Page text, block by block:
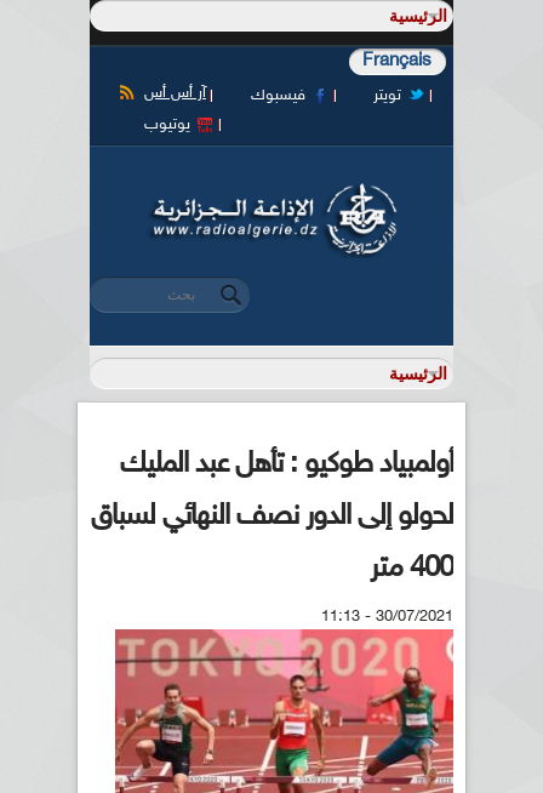
Français
آر أس أس فيسبوك
تويتر
يوتيوب
استمارة البحث
‏بحث ‏
أولمبياد طوكيو : تأهل عبد المليك
لحولو إلى الدور نصف النهائي لسباق
400 متر
30/07/2021 - 11:13